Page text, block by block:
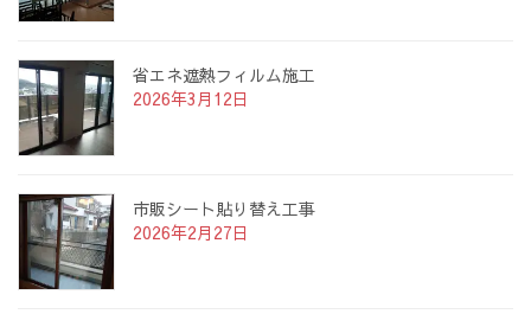
省エネ遮熱フィルム施工
2026年3月12日
市販シート貼り替え工事
2026年2月27日